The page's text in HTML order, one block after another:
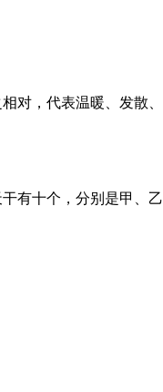
对，代表温暖、发散
有十个，分别是甲、乙